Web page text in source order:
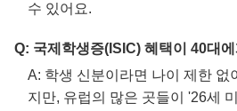
수 있어요.
Q: 국제학생증(ISIC) 혜택이 40대
A: 학생 신분이라면 나이 제한 없
지만, 유럽의 많은 곳들이 '26세